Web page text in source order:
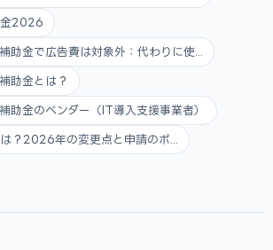
金2026
助金で広告費は対象外：代わりに使...
助金とは？
助金のベンダー（IT導入支援事業者）
？2026年の変更点と申請のポ...